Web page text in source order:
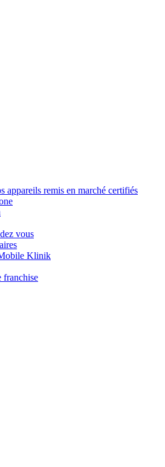
appareils remis en marché certifiés
vous
Klinik
franchise